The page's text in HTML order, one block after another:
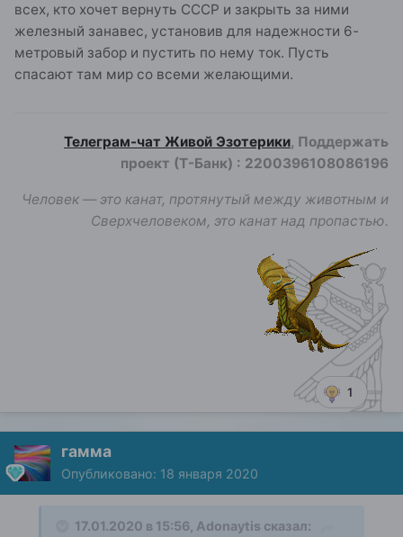
всех, кто хочет вернуть СССР и закрыть за ними
железный занавес, установив для надежности 6-
метровый забор и пустить по нему ток. Пусть
спасают там мир со всеми желающими.
1
Телеграм-чат Живой Эзотерики, Поддержать
проект (Т-Банк) : 2200396108086196
Человек — это канат, протянутый между животным и
Сверхчеловеком, это канат над пропастью.
гамма
Опубликовано: 18 января 2020
17.01.2020 в 15:56, Adonaytis сказал: